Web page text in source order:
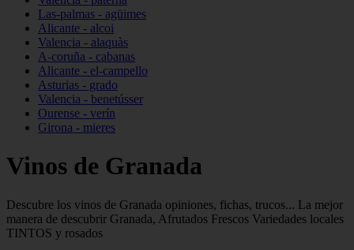
Las-palmas - agüimes
Alicante - alcoi
Valencia - alaquàs
A-coruña - cabanas
Alicante - el-campello
Asturias - grado
Valencia - benetússer
Ourense - verín
Girona - mieres
Vinos de Granada
Descubre los vinos de Granada opiniones, fichas, trucos... La mejor
manera de descubrir Granada, Afrutados Frescos Variedades locales
TINTOS y rosados